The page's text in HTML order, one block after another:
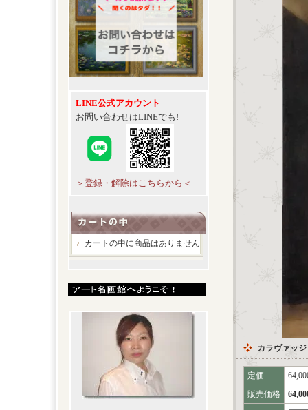
LINE公式アカウント
お問い合わせはLINEでも!
＞登録・解除はこちらから＜
カートの中に商品はありません
カラヴァッ
定価
販売価格